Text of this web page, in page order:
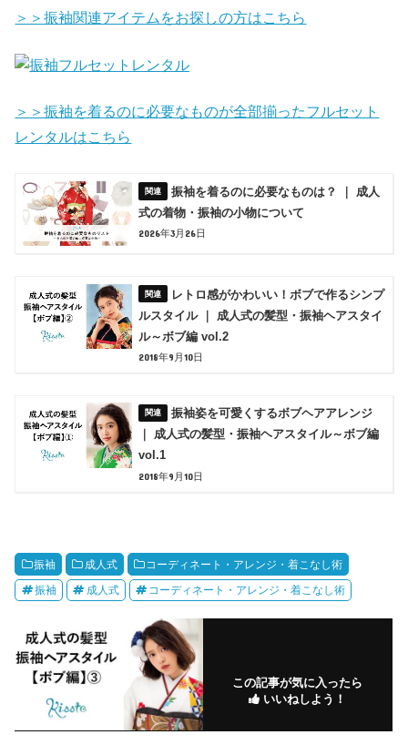
＞＞振袖関連アイテムをお探しの方はこちら
＞＞振袖を着るのに必要なものが全部揃ったフルセット
レンタルはこちら
振袖を着るのに必要なものは？ ｜ 成人
式の着物・振袖の小物について
2026年3月26日
レトロ感がかわいい！ボブで作るシンプ
ルスタイル ｜ 成人式の髪型・振袖ヘアスタイ
ル～ボブ編 vol.2
2018年9月10日
振袖姿を可愛くするボブヘアアレンジ
｜ 成人式の髪型・振袖ヘアスタイル～ボブ編
vol.1
2018年9月10日
振袖 成人式 コーディネート・アレンジ・着こなし術
振袖 成人式 コーディネート・アレンジ・着こなし術
この記事が気に入ったら
いいねしよう！